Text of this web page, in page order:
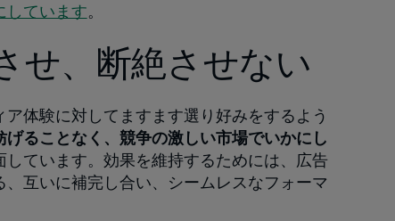
しています。
せ、断絶させない
体験に対してますます選り好みをするよう
げることなく、競争の激しい市場でいかにし
ています。効果を維持するためには、広告
互いに補完し合い、シームレスなフォーマ